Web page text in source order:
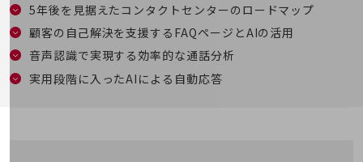
災害対策・BCP
課題・ニーズで探す
課題・ニーズで探すTOP
コミュニケーション・情報共有
5年後を見据えたコンタクトセンターのロードマップ
顧客の自己解決を支援するFAQページとAIの活用
音声認識で実現する効率的な通話分析
実用段階に入ったAIによる自動応答